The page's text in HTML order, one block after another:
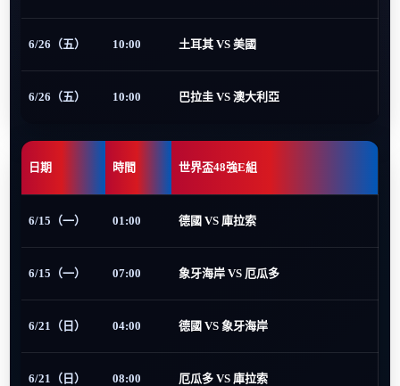
6/26（五） 10:00 土耳其 VS 美國
6/26（五） 10:00 巴拉圭 VS 澳大利亞
日期 時間 世界盃48強E組
6/15（一） 01:00 德國 VS 庫拉索
6/15（一） 07:00 象牙海岸 VS 厄瓜多
6/21（日） 04:00 德國 VS 象牙海岸
6/21（日） 08:00 厄瓜多 VS 庫拉索